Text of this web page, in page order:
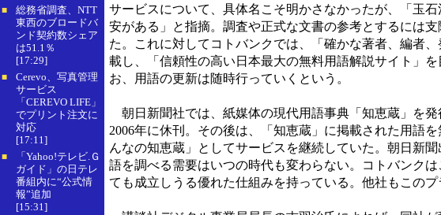
■
総務省調査、NTT
東西のブロードバ
ンド契約数シェア
は51.1％
[17:29]
■
Cerevo、写真管理
サービス
「CEREVO LIFE」
でプリント注文に
対応
[17:11]
■
「Yahoo!テレビ.Ｇ
ガイド」の日テレ
番組内に“公式情
報”追加
[15:31]
サービスについて、具体名こそ明かさなかったが、「玉
安がある」と指摘。調査や正式な文書の参考とするには
た。これに対してコトバンクでは、「確かな著者、編者
載し、「信頼性の高い日本最大の無料用語解説サイト」
お、用語の更新は随時行っていくという。
朝日新聞社では、紙媒体の現代用語事典「知恵蔵」を
2006年に休刊。その後は、「知恵蔵」に掲載された用語
んなの知恵蔵」としてサービスを継続していた。朝日新
語を調べる需要はいつの時代も変わらない。コトバンク
ても成立しうる優れた仕組みを持っている。他社もこの